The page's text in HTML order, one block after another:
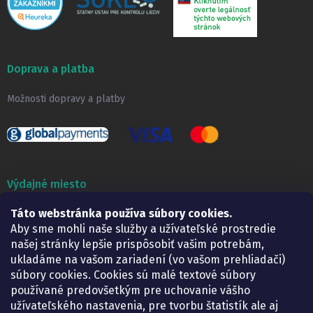
Táto webstránka používa súbory cookies.
Aby sme mohli naše služby a užívateľské prostredie
našej stránky lepšie prispôsobiť vašim potrebám,
ukladáme na vašom zariadení (vo vašom prehliadači)
súbory cookies. Cookies sú malé textové súbory
používané predovšetkým pre uchovanie vášho
užívateľského nastavenia, pre tvorbu štatistík ale aj
Doprava a platba
Možnosti dopravy a platby
Výdajné miesto
Lekáreň ADONAI
Košice – Smetanova 2
Pondelok:
07.30 – 15.30 h.
Utorok:
07.30 – 16.00 h.
Streda:
07.30 – 16.00 h.
Štvrtok:
07.30 – 15.30 h.
Piatok:
07.30 – 15.30 h.